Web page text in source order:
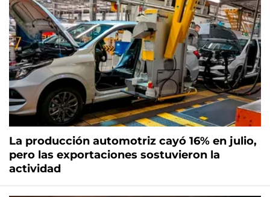
La producción automotriz cayó 16% en julio,
pero las exportaciones sostuvieron la
actividad